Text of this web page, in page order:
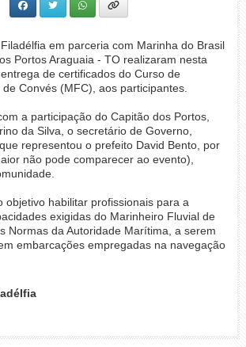
em parceria com Marinha do Brasil
Portos Araguaia - TO realizaram nesta
de certificados do Curso de
Convés (MFC), aos participantes.
a participação do Capitão dos Portos,
da Silva, o secretário de Governo,
representou o prefeito David Bento, por
não pode comparecer ao evento),
objetivo habilitar profissionais para a
exigidas do Marinheiro Fluvial de
Normas da Autoridade Marítima, a serem
embarcações empregadas na navegação